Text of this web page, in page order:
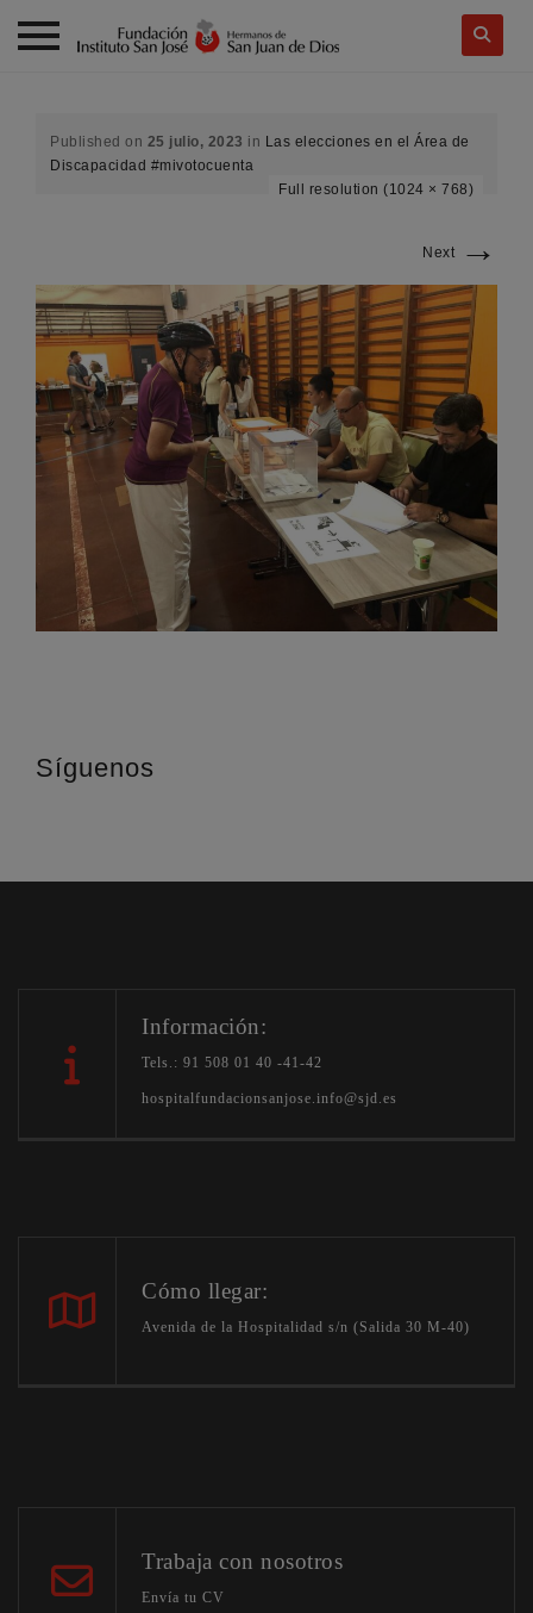
Published on 25 julio, 2023 in Las elecciones en el Área de
Discapacidad #mivotocuenta
Full resolution (1024 × 768)
Next →
Síguenos
Información:
Tels.: 91 508 01 40 -41-42
hospitalfundacionsanjose.info@sjd.es
Cómo llegar:
Avenida de la Hospitalidad s/n (Salida 30 M-40)
Trabaja con nosotros
Envía tu CV